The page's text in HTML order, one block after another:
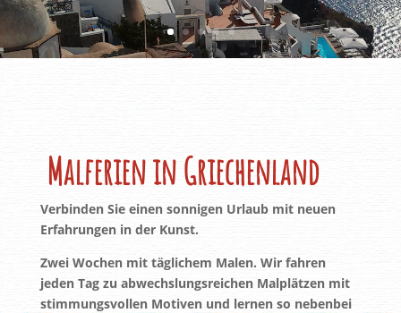
Malferien in Griechenland
Verbinden Sie einen sonnigen Urlaub mit neuen
Erfahrungen in der Kunst.
Zwei Wochen mit täglichem Malen. Wir fahren
jeden Tag zu abwechslungsreichen Malplätzen mit
stimmungsvollen Motiven und lernen so nebenbei